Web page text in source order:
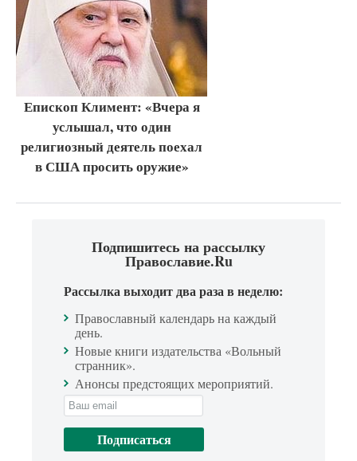
Епископ Климент: «Вчера я
услышал, что один
религиозный деятель поехал
в США просить оружие»
Подпишитесь на рассылку
Православие.Ru
Рассылка выходит два раза в неделю:
Православный календарь на каждый
день.
Новые книги издательства «Вольный
странник».
Анонсы предстоящих мероприятий.